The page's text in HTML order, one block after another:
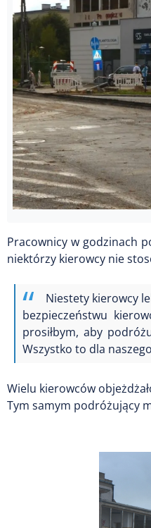
Pracownicy w godzinach
niektórzy kierowcy nie
Niestety kierowcy
bezpieczeństwu
prosiłbym, aby
Wszystko to dla
Wielu kierowców
Tym samym podróżujący